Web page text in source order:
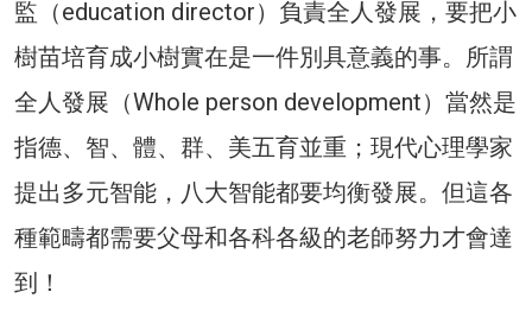
監（education director）負責全人發展，要把小
樹苗培育成小樹實在是一件別具意義的事。所謂
全人發展（Whole person development）當然是
指德、智、體、群、美五育並重；現代心理學家
提出多元智能，八大智能都要均衡發展。但這各
種範疇都需要父母和各科各級的老師努力才會達
到！